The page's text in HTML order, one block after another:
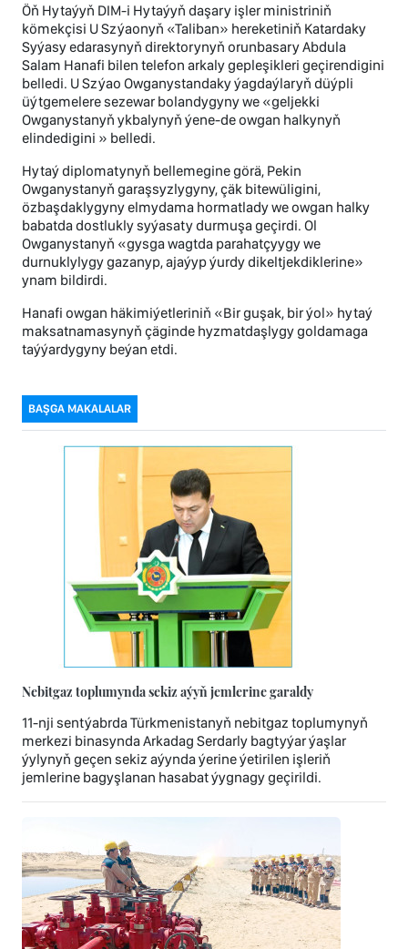
Öň Hytaýyň DIM-i Hytaýyň daşary işler ministriniň
kömekçisi U Szýaonyň «Taliban» hereketiniň Katardaky
Syýasy edarasynyň direktorynyň orunbasary Abdula
Salam Hanafi bilen telefon arkaly gepleşikleri geçirendigini
belledi. U Szýao Owganystandaky ýagdaýlaryň düýpli
üýtgemelere sezewar bolandygyny we «geljekki
Owganystanyň ykbalynyň ýene-de owgan halkynyň
elindedigini » belledi.
Hytaý diplomatynyň bellemegine görä, Pekin
Owganystanyň garaşsyzlygyny, çäk bitewüligini,
özbaşdaklygyny elmydama hormatlady we owgan halky
babatda dostlukly syýasaty durmuşa geçirdi. Ol
Owganystanyň «gysga wagtda parahatçyygy we
durnuklylygy gazanyp, ajaýyp ýurdy dikeltjekdiklerine»
ynam bildirdi.
Hanafi owgan häkimiýetleriniň «Bir guşak, bir ýol» hytaý
maksatnamasynyň çäginde hyzmatdaşlygy goldamaga
taýýardygyny beýan etdi.
BAŞGA MAKALALAR
Nebitgaz toplumynda sekiz aýyň jemlerine garaldy
11-nji sentýabrda Türkmenistanyň nebitgaz toplumynyň
merkezi binasynda Arkadag Serdarly bagtyýar ýaşlar
ýylynyň geçen sekiz aýynda ýerine ýetirilen işleriň
jemlerine bagyşlanan hasabat ýygnagy geçirildi.